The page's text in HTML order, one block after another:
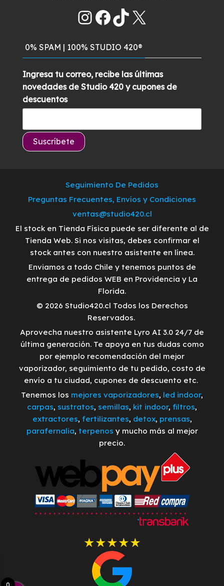
$585.000. $549.900.
Instagram
Facebook
TikTok
X
0% SPAM | 100% STUDIO 420®
Ingresa tu correo, recibe las últimas
novedades de Studio 420 y cupones de
descuentos
Seguimiento De Pedidos
Preguntas Frecuentes, Envíos y Condiciones
ventas@studio420.cl
El stock en Tienda Física puede ser diferente al de
Tienda Web. Si nos visitas, debes confirmar el
stock antes con nuestro asistente en línea.
Enviamos a todo Chile y tenemos puntos de
entrega de pedidos WEB en Providencia y La
Florida.
© 2026 Studio420.cl Todos los Derechos
Reservados.
Aprovecha nuestro asistente Lyro AI 3.0 24/7 de
última generación. Te apoya en tus dudas como
por ejemplo recomendación del mejor
vaporizador, seguimiento de tu pedido, costo de
envío a tu ciudad, cupones de descuento etc.
Tenemos los mejores vaporizadores, led indoor,
carpas, sustratos, semillas, kit indoor, filtros,
extractores, fertilizantes, detox, prensas,
parafernalia, terpenos y mucho más al mejor
precio.